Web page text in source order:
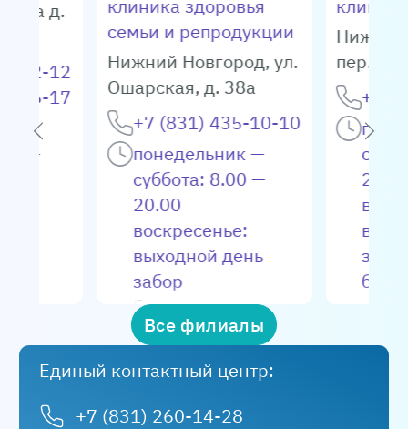
д.
72-12
66-17
—
—
—
клиника здоровья
семьи и репродукции
Нижний Новгород, ул.
Ошарская, д. 38а
+7 (831) 435-10-10
понедельник —
суббота: 8.00 —
20.00
воскресенье:
выходной день
забор
биоматериала:
пн, ср, пт: 8.00 —
вт, чт, сб: 8.00 —
14.00
клиника
Нижний
пер.
+7
—
Все филиалы
Единый контактный центр:
+7 (831) 260-14-28